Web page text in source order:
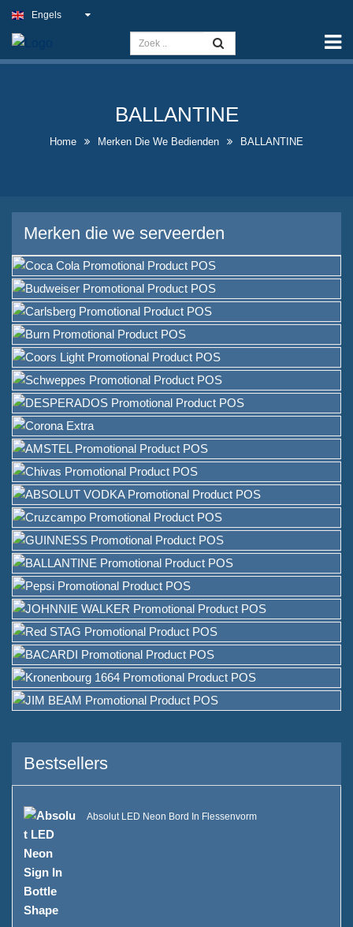
Capaciteit
neonbordoplossingen
Opvallend Ontwerp van
Likeurfles-displayontwerp
A-frame krijtbordborden te
koop
Leverancier van
wijnverpakkingsoplossingen
Aangepaste barmenuhouder
Standaard voor tafel
IJsemmer
Stangaccessoires
Bar Flesopener
Over
Wie we zijn
Dienst
Merken die we serveerden
Duurzaamheid
Catalogus
Zaak
Case E LED squre ijsemmer
Case D X vorm resin display
Engels
BALLANTINE
Home Merken Die We Bedienden BALLANTINE
Merken die we serveerden
Bestsellers
Absolut LED Neon Bord In Flessenvorm